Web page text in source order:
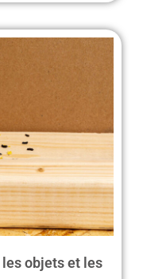
objets et les